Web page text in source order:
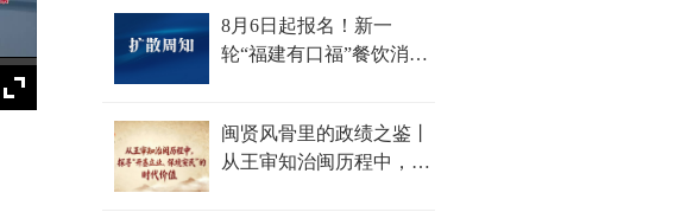
8月6日起报名！新一
轮“福建有口福”餐饮消费
闽贤风骨里的政绩之鉴丨
从王审知治闽历程中，探